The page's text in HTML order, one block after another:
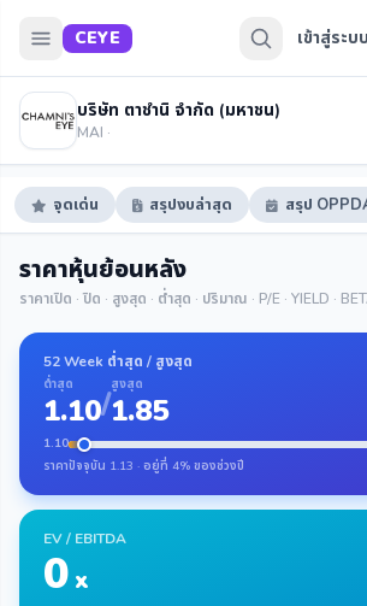
CEYE เข้าสู่ระบบ
บริษัท ตาชำนิ จำกัด (มหาชน)
MAI ·
จุดเด่น สรุปงบล่าสุด สรุป
ราคาหุ้นย้อนหลัง
ราคาเปิด · ปิด · สูงสุด · ต่ำสุด · ปริมาณ · P/E · YIELD ·
52 Week ต่ำสุด / สูงสุด
ต่ำสุด
1.10/สูงสุด
1.85
1.10
ราคาปัจจุบัน 1.13 · อยู่ที่ 4% ของช่วงปี
EV / EBITDA
0 x